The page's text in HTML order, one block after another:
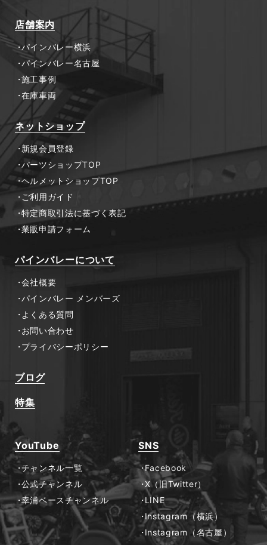
店舗案内
パインバレー横浜
パインバレー名古屋
施工事例
在庫車両
ネットショップ
新規会員登録
パーツショップTOP
ヘルメットショップTOP
ご利用ガイド
特定商取引法に基づく表記
業販申請フォーム
パインバレーについて
会社概要
パインバレー メンバーズ
よくある質問
お問い合わせ
プライバシーポリシー
ブログ
特集
YouTube
チャンネル一覧
公式チャンネル
幸浦ベースチャンネル
SNS
Facebook
X（旧Twitter）
LINE
Instagram（横浜）
Instagram（名古屋）